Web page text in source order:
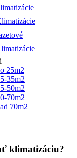
25m2
35m2
50m2
70m2
70m2
klimatizáciu?